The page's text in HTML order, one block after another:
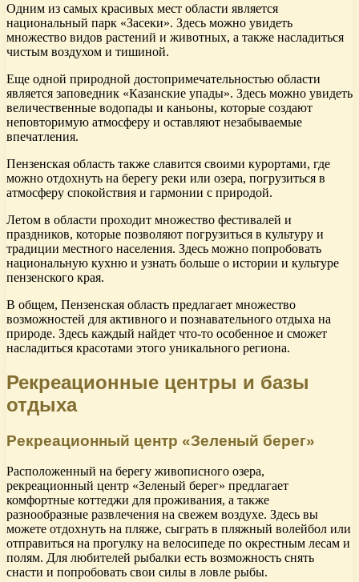
Одним из самых красивых мест области является
национальный парк «Засеки». Здесь можно увидеть
множество видов растений и животных, а также насладиться
чистым воздухом и тишиной.
Еще одной природной достопримечательностью области
является заповедник «Казанские упады». Здесь можно увидеть
величественные водопады и каньоны, которые создают
неповторимую атмосферу и оставляют незабываемые
впечатления.
Пензенская область также славится своими курортами, где
можно отдохнуть на берегу реки или озера, погрузиться в
атмосферу спокойствия и гармонии с природой.
Летом в области проходит множество фестивалей и
праздников, которые позволяют погрузиться в культуру и
традиции местного населения. Здесь можно попробовать
национальную кухню и узнать больше о истории и культуре
пензенского края.
В общем, Пензенская область предлагает множество
возможностей для активного и познавательного отдыха на
природе. Здесь каждый найдет что-то особенное и сможет
насладиться красотами этого уникального региона.
Рекреационные центры и базы
отдыха
Рекреационный центр «Зеленый берег»
Расположенный на берегу живописного озера,
рекреационный центр «Зеленый берег» предлагает
комфортные коттеджи для проживания, а также
разнообразные развлечения на свежем воздухе. Здесь вы
можете отдохнуть на пляже, сыграть в пляжный волейбол или
отправиться на прогулку на велосипеде по окрестным лесам и
полям. Для любителей рыбалки есть возможность снять
снасти и попробовать свои силы в ловле рыбы.